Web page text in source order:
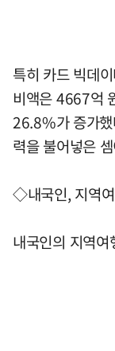
특히 카드 빅데
비액은 4667억
26.8%가 증가했
력을 불어넣은
◇내국인, 지역
내국인의 지역